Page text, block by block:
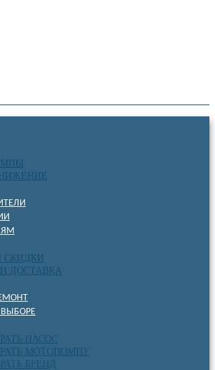
СКИДКИ
ДОСТАВКА
НАСОС
МОТОПОМПУ
БРЕНД